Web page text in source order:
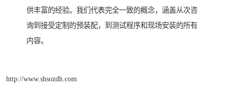
供丰富的经验。我们代表完全一致的概念，涵盖从次咨
询到接受定制的预装配，到测试程序和现场安装的所有
内容。
http://www.shsozdh.com